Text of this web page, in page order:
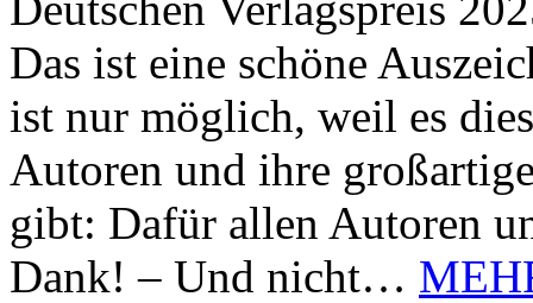
Das ist eine schöne
ist nur möglich, weil es
Autoren und ihre
gibt: Dafür allen Autoren
Dank! – Und nicht…